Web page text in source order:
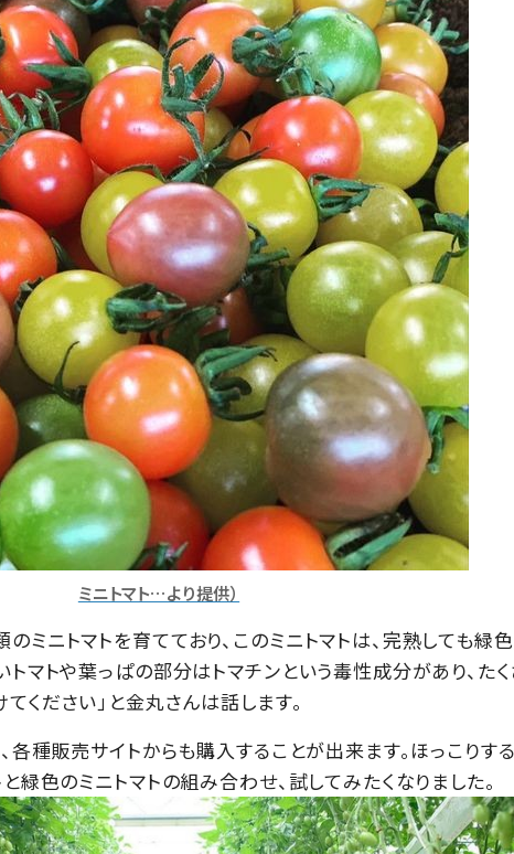
ミニトマト…より提供）
ミニトマトを育てており、このミニトマトは、完熟しても緑
トマトや葉っぱの部分はトマチンという毒性成分があり、た
ください」と金丸さんは話します。
各種販売サイトからも購入することが出来ます。ほっこりす
緑色のミニトマトの組み合わせ、試してみたくなりました。